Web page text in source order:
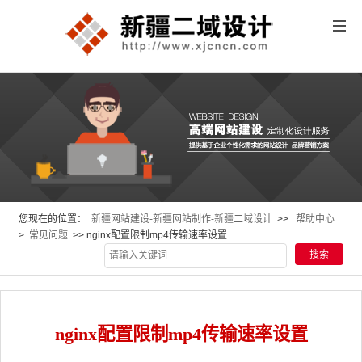
您现在的位置： 新疆网站建设-新疆网站制作-新疆二域设计 >>
帮助中心
> 常见问题 >> nginx配置限制mp4传输速率设置
nginx配置限制mp4传输速率设置